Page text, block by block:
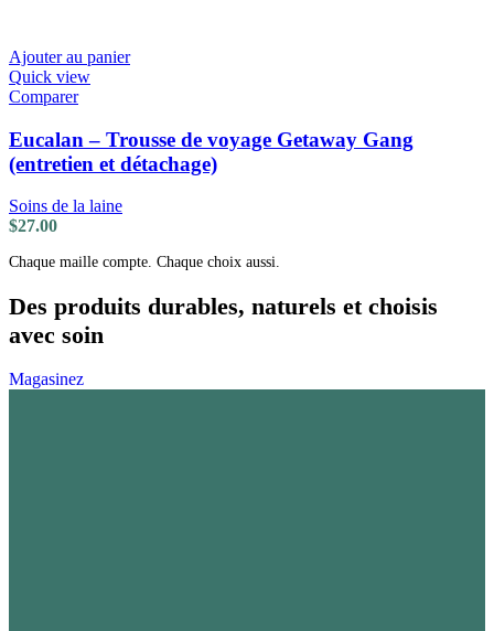
Ajouter au panier
Quick view
Comparer
Eucalan – Trousse de voyage Getaway Gang
(entretien et détachage)
Soins de la laine
$27.00
Chaque maille compte. Chaque choix aussi.
Des produits durables, naturels et choisis
avec soin
Magasinez